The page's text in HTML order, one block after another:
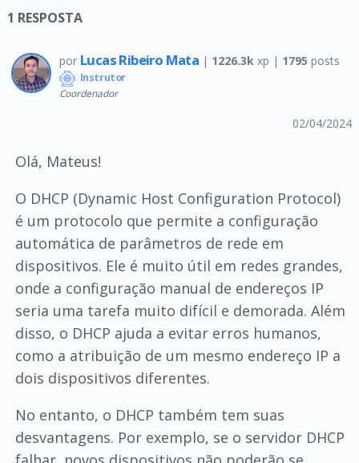
1 RESPOSTA
por Lucas Ribeiro Mata | 1226.3kxp | 1795 posts
Instrutor
Coordenador
02/04/2024
Olá, Mateus!
O DHCP (Dynamic Host Configuration Protocol)
é um protocolo que permite a configuração
automática de parâmetros de rede em
dispositivos. Ele é muito útil em redes grandes,
onde a configuração manual de endereços IP
seria uma tarefa muito difícil e demorada. Além
disso, o DHCP ajuda a evitar erros humanos,
como a atribuição de um mesmo endereço IP a
dois dispositivos diferentes.
No entanto, o DHCP também tem suas
desvantagens. Por exemplo, se o servidor DHCP